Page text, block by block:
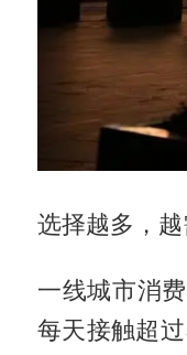
选择越多，
一线城市消
每天接触超